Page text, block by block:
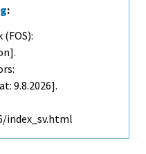
:
9.8.2026].